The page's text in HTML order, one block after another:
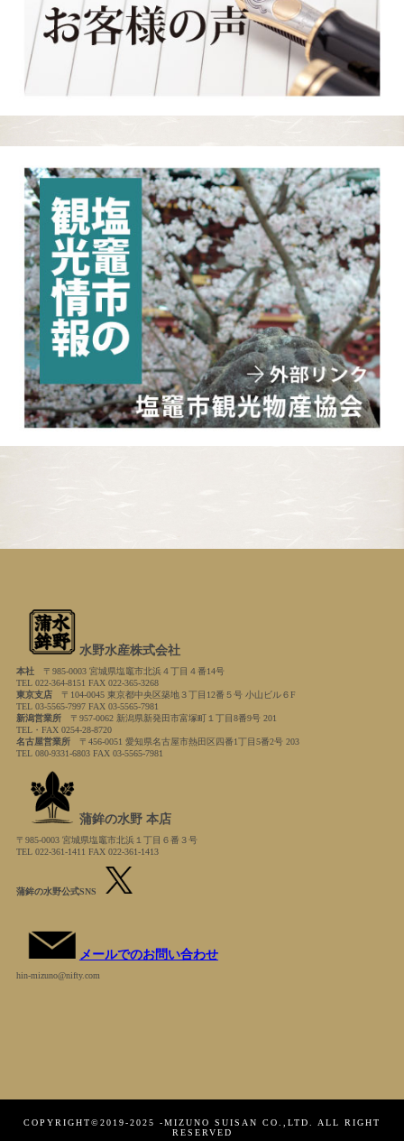
水野水産株式会社
本社〒985-0003 宮城県塩竈市北浜４丁目４番14号
TEL 022-364-8151 FAX 022-365-3268
東京支店〒104-0045 東京都中央区築地３丁目12番５号 小山ビル６F
TEL 03-5565-7997 FAX 03-5565-7981
新潟営業所〒957-0062 新潟県新発田市富塚町１丁目8番9号 201
TEL・FAX 0254-28-8720
名古屋営業所〒456-0051 愛知県名古屋市熱田区四番1丁目5番2号 203
TEL 080-9331-6803 FAX 03-5565-7981
蒲鉾の水野 本店
〒985-0003 宮城県塩竈市北浜１丁目６番３号
TEL 022-361-1411 FAX 022-361-1413
蒲鉾の水野公式SNS
メールでのお問い合わせ
hin-mizuno@nifty.com
COPYRIGHT©2019-2025 -MIZUNO SUISAN CO.,LTD. ALL RIGHT
RESERVED